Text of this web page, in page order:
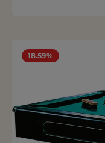
18.59%